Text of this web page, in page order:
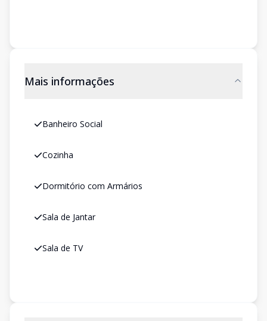
Mais informações
Banheiro Social
Cozinha
Dormitório com Armários
Sala de Jantar
Sala de TV